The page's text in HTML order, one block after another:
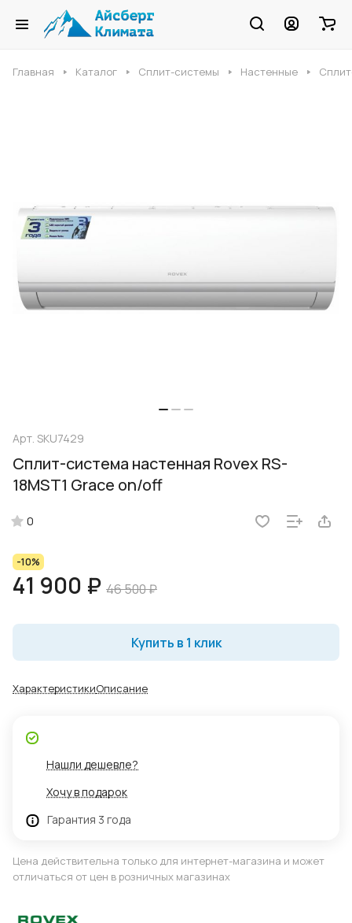
Главная Каталог Сплит-системы Настенные
Арт. SKU7429
Сплит-система настенная Rovex RS-
18MST1 Grace on/off
0
-10%
41 900 ₽ 46 500 ₽
Купить в 1 клик
ХарактеристикиОписание
Нашли дешевле?
Хочу в подарок
Гарантия 3 года
Цена действительна только для интернет-магазина и может
отличаться от цен в розничных магазинах